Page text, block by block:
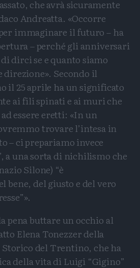
che avrà sicuramente
Andreatta. «Occorre
immaginare il futuro – ha
– perché gli anniversari
dirci se e quanto siamo
direzione». Secondo il
il 25 aprile ha un significato
ai fili spinati e ai muri che
essere eretti: «In un
trovare l’intesa in
– ci prepariamo invece
a una sorta di nichilismo che
Silone) “è
bene, del giusto e del vero
pena buttare un occhio al
Elena Tonezzer della
Storico del Trentino, che ha
della vita di Luigi “Gigino”